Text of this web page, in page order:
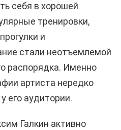
себя в хорошей
тренировки,
и
стали неотъемлемой
распорядка. Именно
артиста нередко
его аудитории.
Галкин активно